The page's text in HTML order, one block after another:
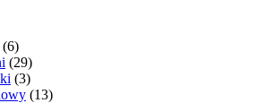
(6)
(29)
(3)
(13)